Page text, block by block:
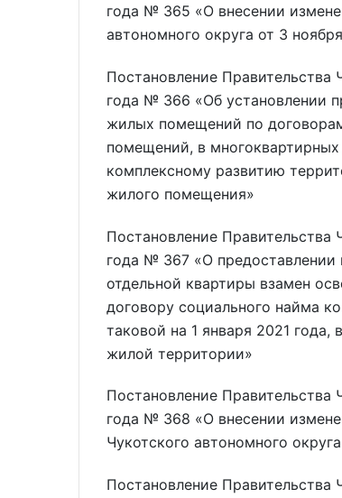
года № 365 «О внесении
автономного округа от 3
Постановление Правительства
года № 366 «Об установлении
жилых помещений по
помещений, в
комплексному развитию
жилого помещения»
Постановление Правительства
года № 367 «О предоставлении
отдельной квартиры взамен
договору социального найма
таковой на 1 января 2021
жилой территории»
Постановление Правительства
года № 368 «О внесении
Чукотского автономного
Постановление Правительства